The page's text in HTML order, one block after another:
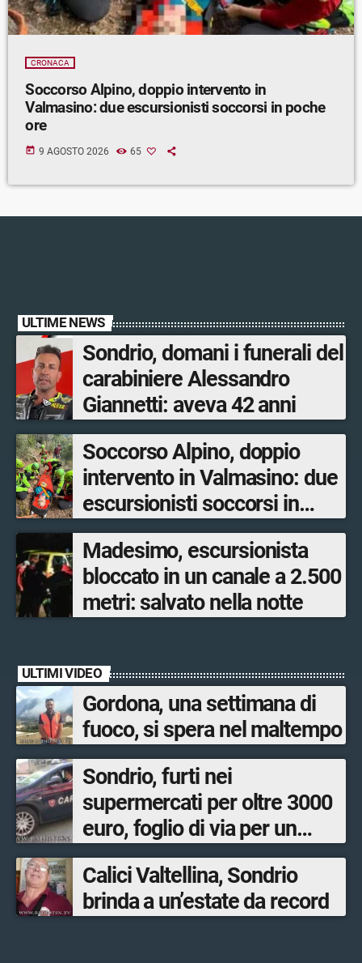
CRONACA
Soccorso Alpino, doppio intervento in
Valmasino: due escursionisti soccorsi in poche
ore
today 9 AGOSTO 2026 65
ULTIME NEWS
Sondrio, domani i funerali del
carabiniere Alessandro
Giannetti: aveva 42 anni
Soccorso Alpino, doppio
intervento in Valmasino: due
escursionisti soccorsi in
poche ore
Madesimo, escursionista
bloccato in un canale a 2.500
metri: salvato nella notte
ULTIMI VIDEO
Gordona, una settimana di
fuoco, si spera nel maltempo
Sondrio, furti nei
supermercati per oltre 3000
euro, foglio di via per un
ventinovenne
Calici Valtellina, Sondrio
brinda a un’estate da record